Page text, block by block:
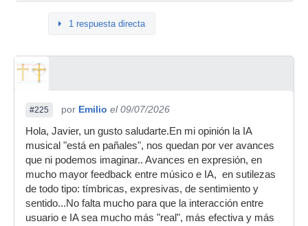
1 respuesta directa
#225 por Emilio el 09/07/2026
Hola, Javier, un gusto saludarte.En mi opinión la IA
musical "está en pañales", nos quedan por ver avances
que ni podemos imaginar.. Avances en expresión, en
mucho mayor feedback entre músico e IA, en sutilezas
de todo tipo: tímbricas, expresivas, de sentimiento y
sentido...No falta mucho para que la interacción entre
usuario e IA sea mucho más "real", más efectiva y más